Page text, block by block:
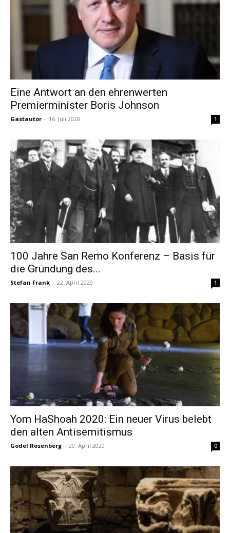
Eine Antwort an den ehrenwerten
Premierminister Boris Johnson
Gastautor - 16. Juli 2020 1
100 Jahre San Remo Konferenz – Basis für
die Gründung des...
Stefan Frank - 22. April 2020 1
Yom HaShoah 2020: Ein neuer Virus belebt
den alten Antisemitismus
Godel Rosenberg - 20. April 2020 0